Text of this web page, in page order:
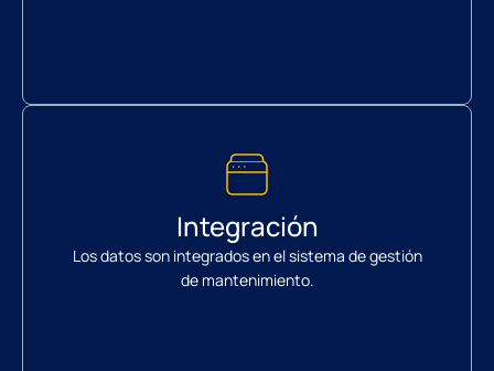
Integración
Los datos son integrados en el sistema de gestión
de mantenimiento.